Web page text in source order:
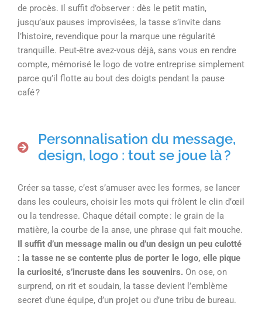
de procès. Il suffit d’observer : dès le petit matin,
jusqu’aux pauses improvisées, la tasse s’invite dans
l’histoire, revendique pour la marque une régularité
tranquille. Peut-être avez-vous déjà, sans vous en rendre
compte, mémorisé le logo de votre entreprise simplement
parce qu’il flotte au bout des doigts pendant la pause
café ?
Personnalisation du message,
design, logo : tout se joue là ?
Créer sa tasse, c’est s’amuser avec les formes, se lancer
dans les couleurs, choisir les mots qui frôlent le clin d’œil
ou la tendresse. Chaque détail compte : le grain de la
matière, la courbe de la anse, une phrase qui fait mouche.
Il suffit d’un message malin ou d’un design un peu culotté
: la tasse ne se contente plus de porter le logo, elle pique
la curiosité, s’incruste dans les souvenirs. On ose, on
surprend, on rit et soudain, la tasse devient l’emblème
secret d’une équipe, d’un projet ou d’une tribu de bureau.